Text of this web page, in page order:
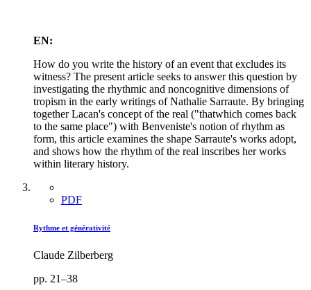
EN:
How do you write the history of an event that excludes its
witness? The present article seeks to answer this question by
investigating the rhythmic and noncognitive dimensions of
tropism in the early writings of Nathalie Sarraute. By bringing
together Lacan's concept of the real ("thatwhich comes back
to the same place") with Benveniste's notion of rhythm as
form, this article examines the shape Sarraute's works adopt,
and shows how the rhythm of the real inscribes her works
within literary history.
PDF
Rythme et générativité
Claude Zilberberg
pp. 21–38